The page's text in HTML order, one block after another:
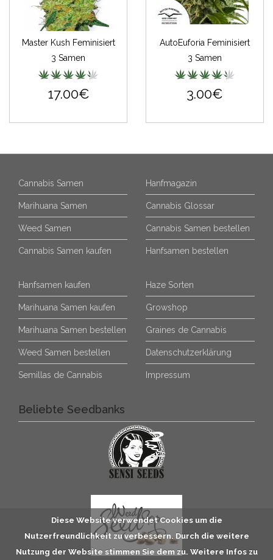
Master Kush Feminisiert
3 Samen
17.00€
AutoEuforia Feminisiert
3 Samen
3.00€
Cannabis Samen
Marihuana Samen
Weed Samen
Cannabis Samen kaufen
Hanfmagazin
Cannabis Glossar
Cannabis Samen bestellen
Hanfsamen bestellen
Hanfsamen kaufen
Marihuana Samen kaufen
Marihuana Samen bestellen
Weed Samen bestellen
Semillas de Cannabis
Haze Sorten
Growshop
Graines de Cannabis
Datenschutzerklärung
Impressum
Beliebte Seedbanks
Diese Website verwendet Cookies um die
Nutzerfreundlichkeit zu verbessern. Durch die weitere
Nutzung der Website stimmen Sie dem zu. Weitere Infos zu